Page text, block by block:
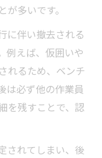
多いです。
に伴い撤去される
例えば、仮囲いや
れるため、ベンチ
は必ず他の作業員
を残すことで、認
されてしまい、後